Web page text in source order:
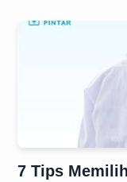
7 Tips